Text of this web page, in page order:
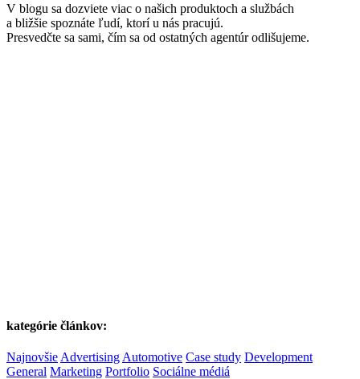
V blogu sa dozviete viac o našich produktoch a službách
a bližšie spoznáte ľudí, ktorí u nás pracujú.
Presvedčte sa sami, čím sa od ostatných agentúr odlišujeme.
kategórie článkov:
Najnovšie Advertising Automotive Case study Development
General Marketing Portfolio Sociálne médiá